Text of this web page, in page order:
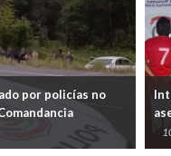
por policías no